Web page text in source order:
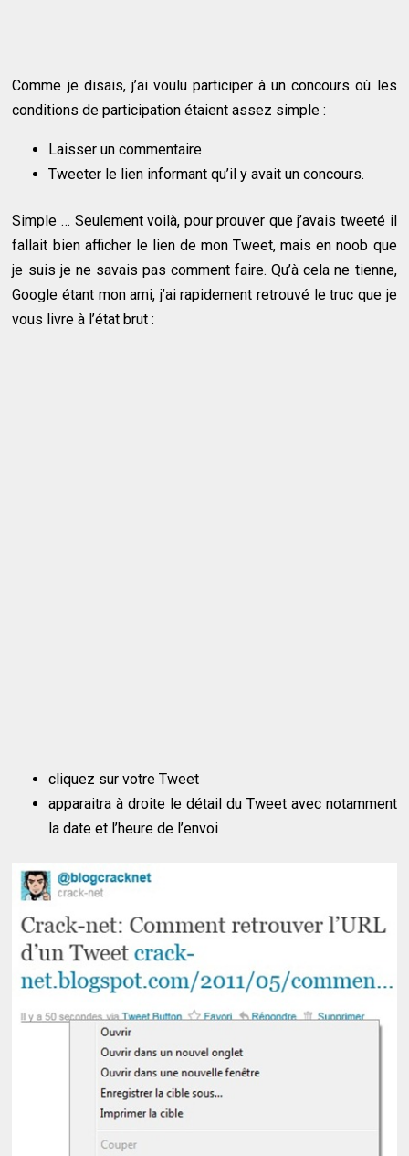
Comme je disais, j’ai voulu participer à un concours où les
conditions de participation étaient assez simple :
Laisser un commentaire
Tweeter le lien informant qu’il y avait un concours.
Simple … Seulement voilà, pour prouver que j’avais tweeté il
fallait bien afficher le lien de mon Tweet, mais en noob que
je suis je ne savais pas comment faire. Qu’à cela ne tienne,
Google étant mon ami, j’ai rapidement retrouvé le truc que je
vous livre à l’état brut :
cliquez sur votre Tweet
apparaitra à droite le détail du Tweet avec notamment
la date et l’heure de l’envoi